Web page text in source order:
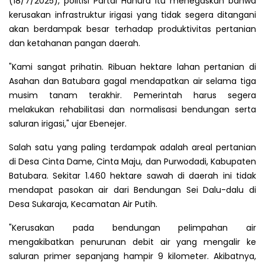
kerusakan infrastruktur irigasi yang tidak segera ditangani
akan berdampak besar terhadap produktivitas pertanian
dan ketahanan pangan daerah.
"Kami sangat prihatin. Ribuan hektare lahan pertanian di
Asahan dan Batubara gagal mendapatkan air selama tiga
musim tanam terakhir. Pemerintah harus segera
melakukan rehabilitasi dan normalisasi bendungan serta
saluran irigasi," ujar Ebenejer.
Salah satu yang paling terdampak adalah areal pertanian
di Desa Cinta Dame, Cinta Maju, dan Purwodadi, Kabupaten
Batubara. Sekitar 1.460 hektare sawah di daerah ini tidak
mendapat pasokan air dari Bendungan Sei Dalu-dalu di
Desa Sukaraja, Kecamatan Air Putih.
"Kerusakan pada bendungan pelimpahan air
mengakibatkan penurunan debit air yang mengalir ke
saluran primer sepanjang hampir 9 kilometer. Akibatnya,